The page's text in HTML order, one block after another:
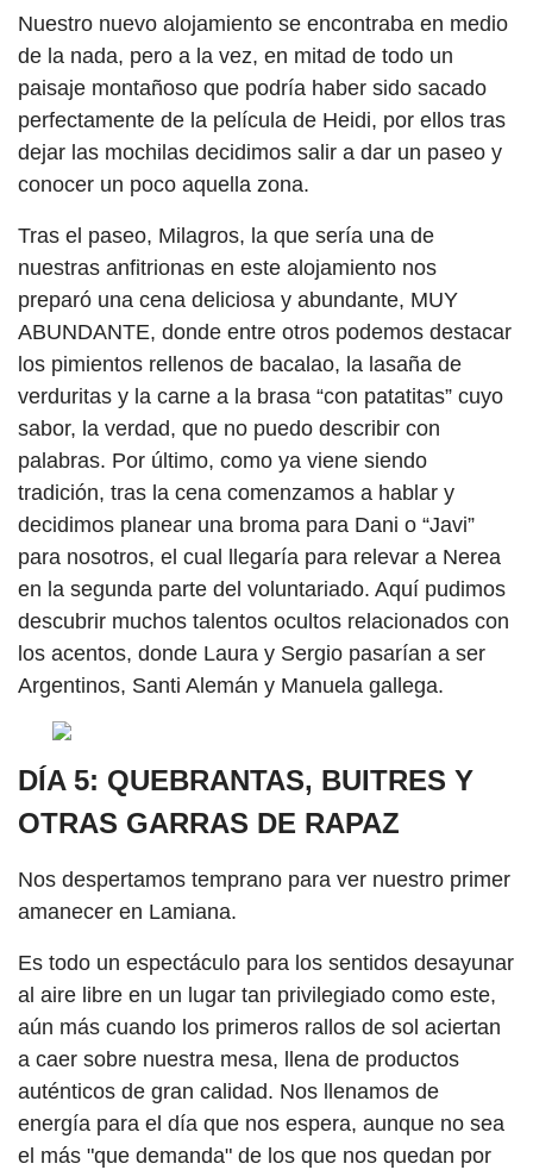
Nuestro nuevo alojamiento se encontraba en medio
de la nada, pero a la vez, en mitad de todo un
paisaje montañoso que podría haber sido sacado
perfectamente de la película de Heidi, por ellos tras
dejar las mochilas decidimos salir a dar un paseo y
conocer un poco aquella zona.
Tras el paseo, Milagros, la que sería una de
nuestras anfitrionas en este alojamiento nos
preparó una cena deliciosa y abundante, MUY
ABUNDANTE, donde entre otros podemos destacar
los pimientos rellenos de bacalao, la lasaña de
verduritas y la carne a la brasa “con patatitas” cuyo
sabor, la verdad, que no puedo describir con
palabras. Por último, como ya viene siendo
tradición, tras la cena comenzamos a hablar y
decidimos planear una broma para Dani o “Javi”
para nosotros, el cual llegaría para relevar a Nerea
en la segunda parte del voluntariado. Aquí pudimos
descubrir muchos talentos ocultos relacionados con
los acentos, donde Laura y Sergio pasarían a ser
Argentinos, Santi Alemán y Manuela gallega.
DÍA 5: QUEBRANTAS, BUITRES Y
OTRAS GARRAS DE RAPAZ
Nos despertamos temprano para ver nuestro primer
amanecer en Lamiana.
Es todo un espectáculo para los sentidos desayunar
al aire libre en un lugar tan privilegiado como este,
aún más cuando los primeros rallos de sol aciertan
a caer sobre nuestra mesa, llena de productos
auténticos de gran calidad. Nos llenamos de
energía para el día que nos espera, aunque no sea
el más "que demanda" de los que nos quedan por